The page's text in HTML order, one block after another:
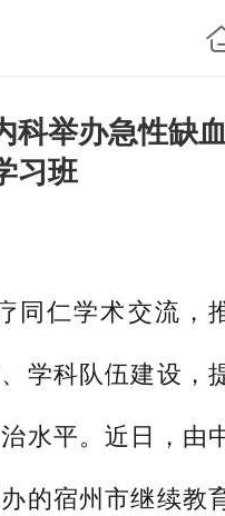
科举办急性缺血
习班
同仁学术交流，
学科队伍建设，
水平。近日，由
的宿州市继续教